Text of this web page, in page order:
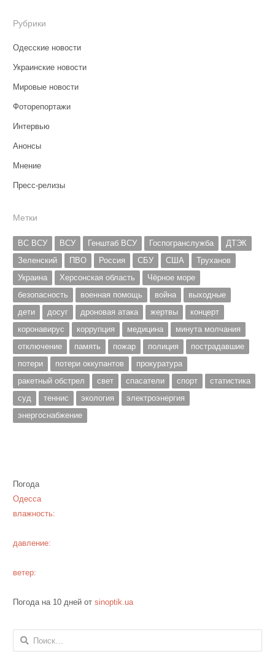
Рубрики
Одесские новости
Украинские новости
Мировые новости
Фоторепортажи
Интервью
Анонсы
Мнение
Пресс-релизы
Метки
ВС ВСУ ВСУ Генштаб ВСУ Госпогранслужба
ДТЭК
Зеленский
ПВО Россия СБУ США
Труханов
Украина
Херсонская область
Чёрное море
безопасность
военная помощь война
выходные
дети
досуг дроновая атака жертвы
концерт
коронавирус
коррупция медицина
минута молчания
отключение
память пожар полиция
пострадавшие
потери
потери оккупантов
прокуратура
ракетный обстрел
свет спасатели спорт
статистика
суд
теннис экология
электроэнергия
энергоснабжение
Погода
Одесса
влажность:
давление:
ветер:
Погода на 10 дней от sinoptik.ua
Найти: